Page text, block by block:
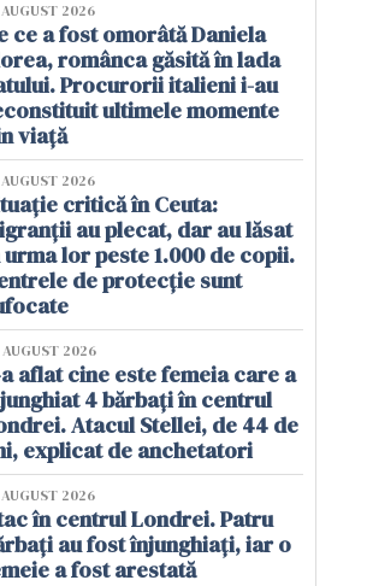
2026
ce a fost omorâtă Daniela
românca găsită în lada
Procurorii italieni i-au
ultimele momente
viață
2026
critică în Ceuta:
au plecat, dar au lăsat
lor peste 1.000 de copii.
de protecție sunt
2026
aflat cine este femeia care a
4 bărbați în centrul
Atacul Stellei, de 44 de
explicat de anchetatori
2026
în centrul Londrei. Patru
au fost înjunghiați, iar o
a fost arestată